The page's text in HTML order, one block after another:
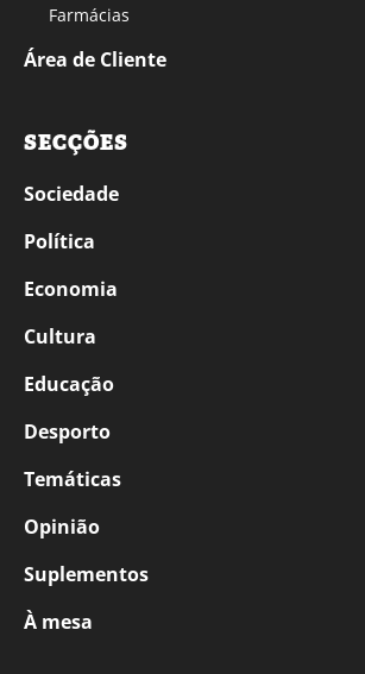
Farmácias
Área de Cliente
SECÇÕES
Sociedade
Política
Economia
Cultura
Educação
Desporto
Temáticas
Opinião
Suplementos
À mesa